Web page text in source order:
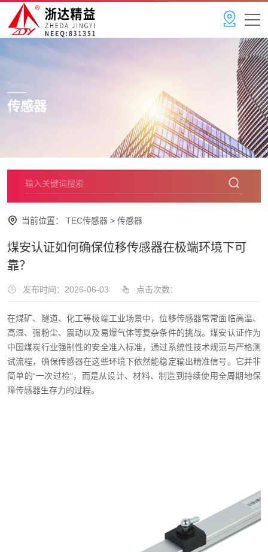
Sensor
传感器
当前位置： TEC传感器 > 传感器
煤安认证如何确保位移传感器在极端环境下可
靠？
发布时间：2026-06-03 点击次数：
在煤矿、隧道、化工等极端工业场景中，位移传感器常常面临高温、
高湿、强粉尘、震动以及易爆气体等复杂条件的挑战。煤安认证作为
中国煤炭行业强制性的安全准入标准，通过系统性技术规范与严格测
试流程，确保传感器在这些环境下依然能稳定输出精准信号。它并非
简单的“一次过检”，而是从设计、材料、制造到持续使用全周期地保
障传感器生存力的过程。